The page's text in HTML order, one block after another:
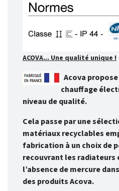
ACOVA... Une qualité unique !
Acova
chauffage
niveau de qualité.
Cela passe par une
matériaux recyclables
fabrication à un choix de
recouvrant les radiateurs
l’absence de mercure
des produits Acova.